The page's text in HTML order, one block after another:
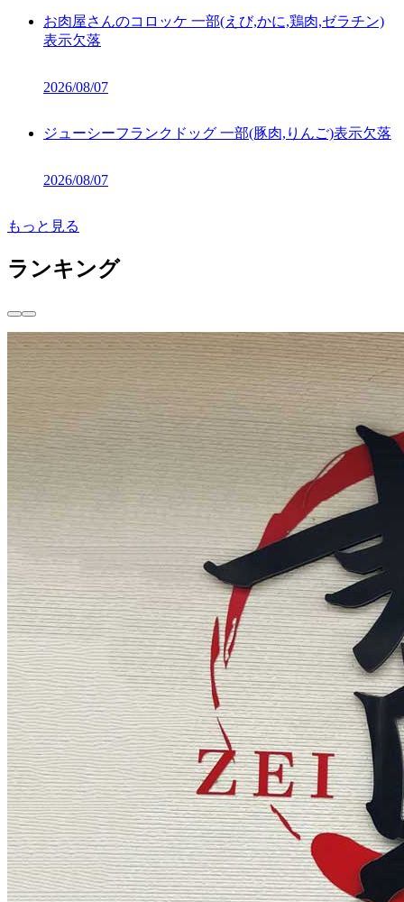
お肉屋さんのコロッケ 一部(えび,かに,鶏肉,ゼラチン)
表示欠落
2026/08/07
ジューシーフランクドッグ 一部(豚肉,りんご)表示欠落
2026/08/07
もっと見る
ランキング